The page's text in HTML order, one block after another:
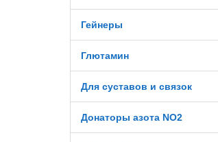
Гейнеры
Глютамин
Для суставов и связок
Донаторы азота NO2